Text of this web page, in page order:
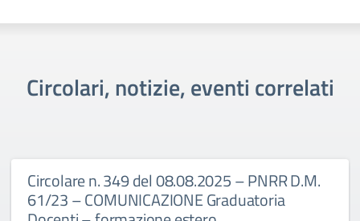
Circolari, notizie, eventi correlati
Circolare n. 349 del 08.08.2025 – PNRR D.M.
61/23 – COMUNICAZIONE Graduatoria